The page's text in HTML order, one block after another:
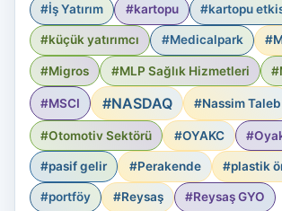
#İş Yatırım #kartopu #kartopu
#küçük yatırımcı #Medicalpark
#Migros #MLP Sağlık Hizmetleri
#MSCI #NASDAQ #Nassim Taleb
#Otomotiv Sektörü #OYAKC
#pasif gelir #Perakende #plastik
#portföy #Reysaş #Reysaş GYO